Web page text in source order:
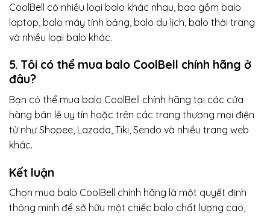
CoolBell có nhiều loại balo khác nhau, bao gồm balo
laptop, balo máy tính bảng, balo du lịch, balo thời trang
và nhiều loại balo khác.
5. Tôi có thể mua balo CoolBell chính hãng ở
đâu?
Bạn có thể mua balo CoolBell chính hãng tại các cửa
hàng bán lẻ uy tín hoặc trên các trang thương mại điện
tử như Shopee, Lazada, Tiki, Sendo và nhiều trang web
khác.
Kết luận
Chọn mua balo CoolBell chính hãng là một quyết định
thông minh để sở hữu một chiếc balo chất lượng cao,